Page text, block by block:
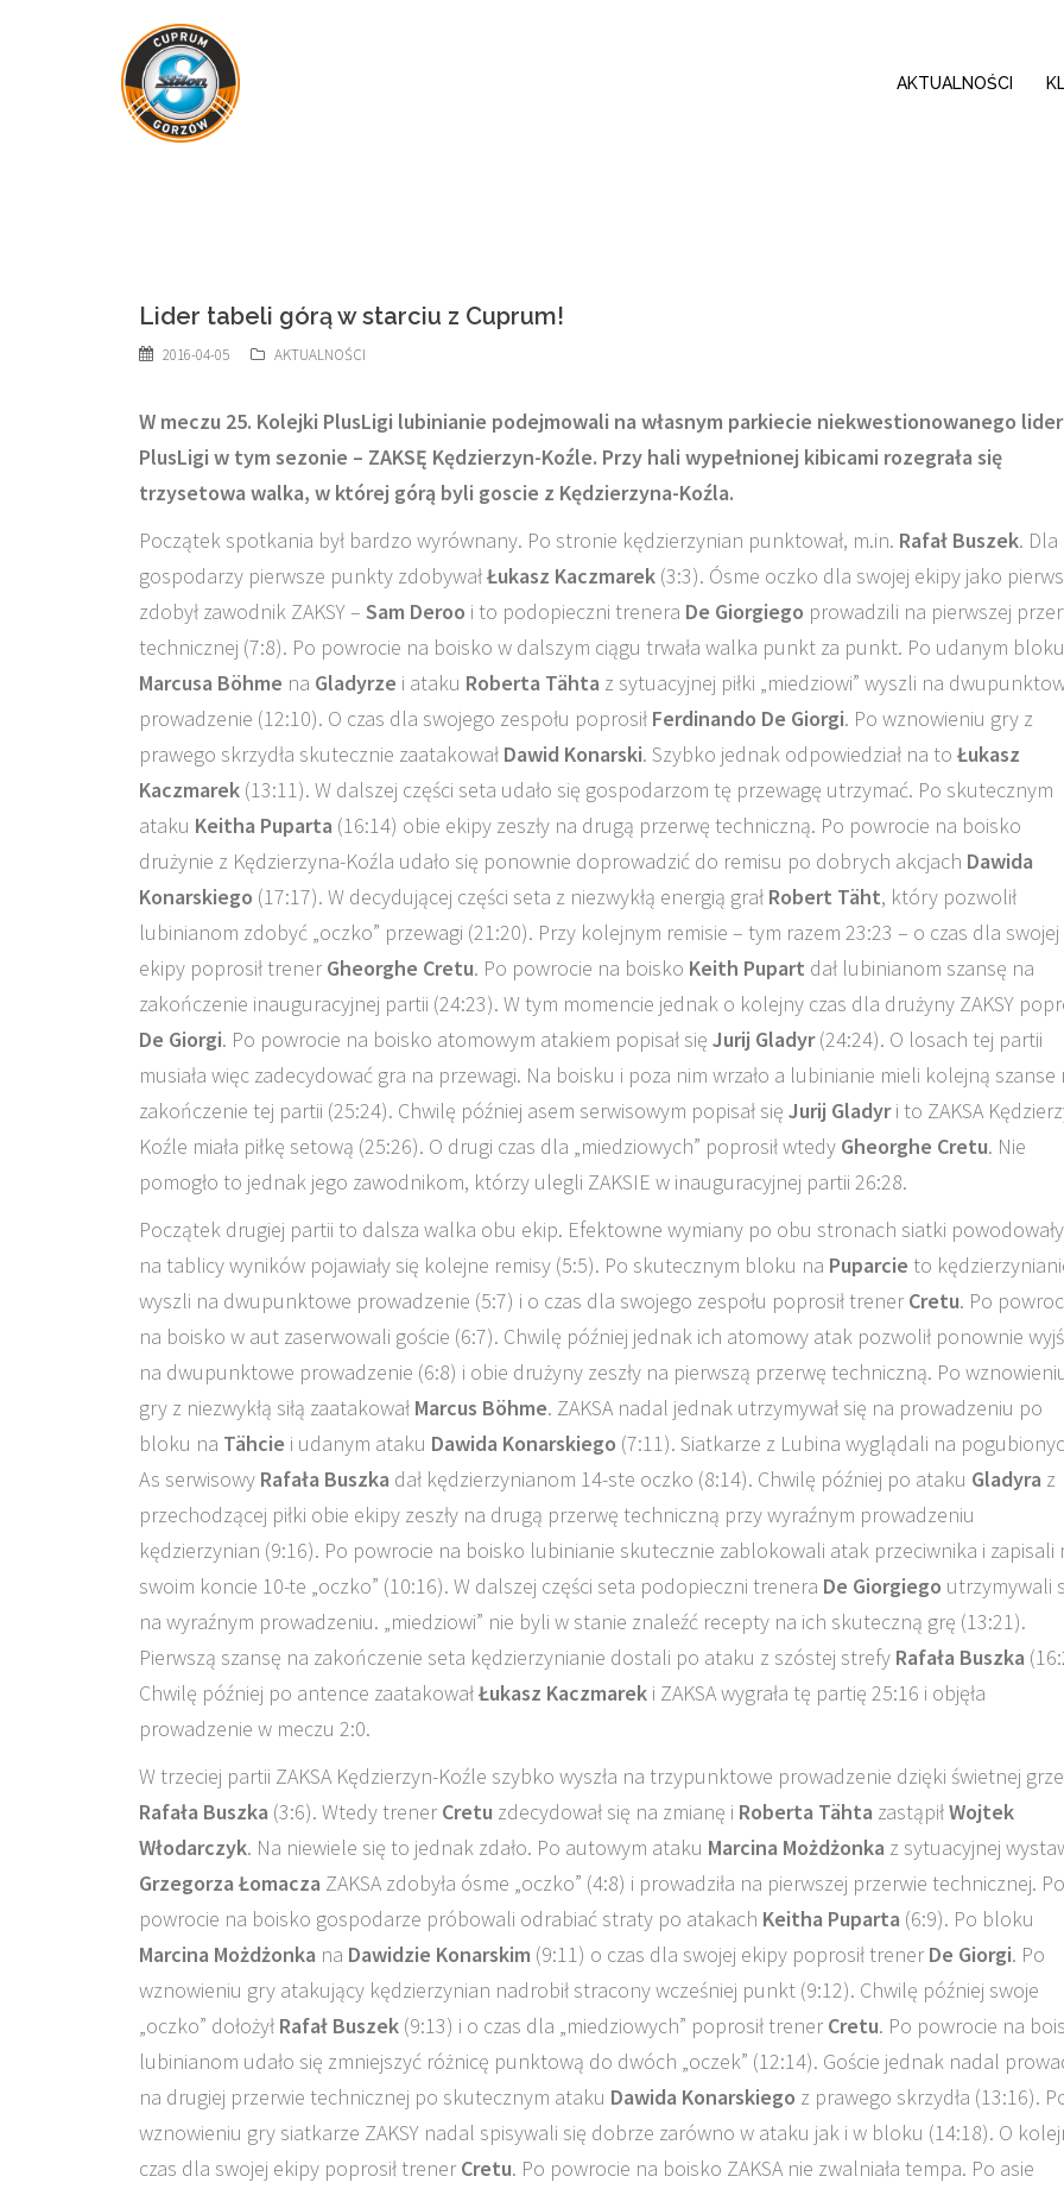
AKTUALNOŚCI
Lider tabeli górą w starciu z Cuprum!
2016-04-05 AKTUALNOŚCI
W meczu 25. Kolejki PlusLigi lubinianie podejmowali na własnym parkiecie niekwestionowanego
PlusLigi w tym sezonie – ZAKSĘ Kędzierzyn-Koźle. Przy hali wypełnionej kibicami rozegrała się
trzysetowa walka, w której górą byli goscie z Kędzierzyna-Koźla.
Początek spotkania był bardzo wyrównany. Po stronie kędzierzynian punktował, m.in. Rafał Buszek. Dla
gospodarzy pierwsze punkty zdobywałŁukasz Kaczmarek (3:3). Ósme oczko dla swojej ekipy jako
zdobył zawodnik ZAKSY – Sam Deroo i to podopieczni trenera De Giorgiego prowadzili na pierwszej
technicznej (7:8). Po powrocie na boisko w dalszym ciągu trwała walka punkt za punkt. Po udanym bloku
Marcusa Böhme na Gladyrze i ataku Roberta Tähta z sytuacyjnej piłki „miedziowi” wyszli na
prowadzenie (12:10). O czas dla swojego zespołu poprosił Ferdinando De Giorgi. Po wznowieniu gry z
prawego skrzydła skutecznie zaatakował Dawid Konarski. Szybko jednak odpowiedział na to Łukasz
Kaczmarek (13:11). W dalszej części seta udało się gospodarzom tę przewagę utrzymać. Po skutecznym
ataku Keitha Puparta (16:14) obie ekipy zeszły na drugą przerwę techniczną. Po powrocie na boisko
drużynie z Kędzierzyna-Koźla udało się ponownie doprowadzić do remisu po dobrych akcjach Dawida
Konarskiego (17:17). W decydującej części seta z niezwykłą energią grał Robert Täht, który pozwolił
lubinianom zdobyć „oczko” przewagi (21:20). Przy kolejnym remisie – tym razem 23:23 – o czas dla swojej
ekipy poprosił trenerGheorghe Cretu. Po powrocie na boisko Keith Pupart dał lubinianom szansę na
zakończenie inauguracyjnej partii (24:23). W tym momencie jednak o kolejny czas dla drużyny ZAKSY
De Giorgi. Po powrocie na boisko atomowym atakiem popisał się Jurij Gladyr(24:24). O losach tej partii
musiała więc zadecydować gra na przewagi. Na boisku i poza nim wrzało a lubinianie mieli kolejną szanse
zakończenie tej partii (25:24). Chwilę później asem serwisowym popisał się Jurij Gladyri to ZAKSA
Koźle miała piłkę setową (25:26). O drugi czas dla „miedziowych” poprosił wtedy Gheorghe Cretu. Nie
pomogło to jednak jego zawodnikom, którzy ulegli ZAKSIE w inauguracyjnej partii 26:28.
Początek drugiej partii to dalsza walka obu ekip. Efektowne wymiany po obu stronach siatki
na tablicy wyników pojawiały się kolejne remisy (5:5). Po skutecznym bloku na Puparcie to
wyszli na dwupunktowe prowadzenie (5:7) i o czas dla swojego zespołu poprosił trenerCretu. Po
na boisko w aut zaserwowali goście (6:7). Chwilę później jednak ich atomowy atak pozwolił ponownie
na dwupunktowe prowadzenie (6:8) i obie drużyny zeszły na pierwszą przerwę techniczną. Po
gry z niezwykłą siłą zaatakował Marcus Böhme. ZAKSA nadal jednak utrzymywał się na prowadzeniu po
bloku na Tähcie i udanym ataku Dawida Konarskiego (7:11). Siatkarze z Lubina wyglądali na
As serwisowy Rafała Buszka dał kędzierzynianom 14-ste oczko (8:14). Chwilę później po ataku Gladyra z
przechodzącej piłki obie ekipy zeszły na drugą przerwę techniczną przy wyraźnym prowadzeniu
kędzierzynian (9:16). Po powrocie na boisko lubinianie skutecznie zablokowali atak przeciwnika i zapisali
swoim koncie 10-te „oczko” (10:16). W dalszej części seta podopieczni trenera De Giorgiego utrzymywali
na wyraźnym prowadzeniu. „miedziowi” nie byli w stanie znaleźć recepty na ich skuteczną grę (13:21).
Pierwszą szansę na zakończenie seta kędzierzynianie dostali po ataku z szóstej strefy Rafała Buszka
Chwilę później po antence zaatakowałŁukasz Kaczmarek i ZAKSA wygrała tę partię 25:16 i objęła
prowadzenie w meczu 2:0.
W trzeciej partii ZAKSA Kędzierzyn-Koźle szybko wyszła na trzypunktowe prowadzenie dzięki świetnej grze
Rafała Buszka (3:6). Wtedy trenerCretu zdecydował się na zmianę i Roberta Tähta zastąpiłWojtek
Włodarczyk. Na niewiele się to jednak zdało. Po autowym ataku Marcina Możdżonka z sytuacyjnej
Grzegorza Łomacza ZAKSA zdobyła ósme „oczko” (4:8) i prowadziła na pierwszej przerwie technicznej. Po
powrocie na boisko gospodarze próbowali odrabiać straty po atakach Keitha Puparta (6:9). Po bloku
Marcina Możdżonka na Dawidzie Konarskim (9:11) o czas dla swojej ekipy poprosił trenerDe Giorgi. Po
wznowieniu gry atakujący kędzierzynian nadrobił stracony wcześniej punkt (9:12). Chwilę później swoje
„oczko” dołożył Rafał Buszek (9:13) i o czas dla „miedziowych” poprosił trenerCretu. Po powrocie na
lubinianom udało się zmniejszyć różnicę punktową do dwóch „oczek” (12:14). Goście jednak nadal
na drugiej przerwie technicznej po skutecznym ataku Dawida Konarskiego z prawego skrzydła (13:16).
wznowieniu gry siatkarze ZAKSY nadal spisywali się dobrze zarówno w ataku jak i w bloku (14:18). O
czas dla swojej ekipy poprosił trenerCretu. Po powrocie na boisko ZAKSA nie zwalniała tempa. Po asie